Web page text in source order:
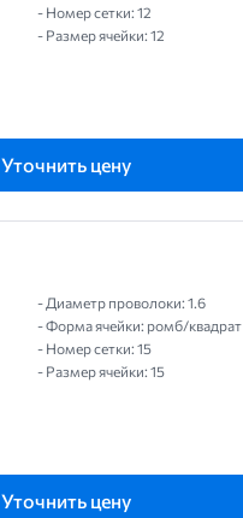
- Номер сетки: 12
- Размер ячейки: 12
Уточнить цену
- Диаметр проволоки: 1.6
- Форма ячейки: ромб/квадрат
- Номер сетки: 15
- Размер ячейки: 15
Уточнить цену